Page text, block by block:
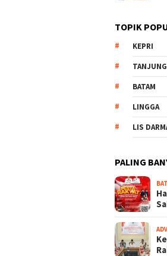
TOPIK
KEPRI
BATAM
LINGGA
LIS
PALING